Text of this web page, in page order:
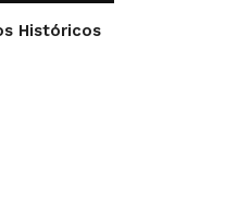
Históricos